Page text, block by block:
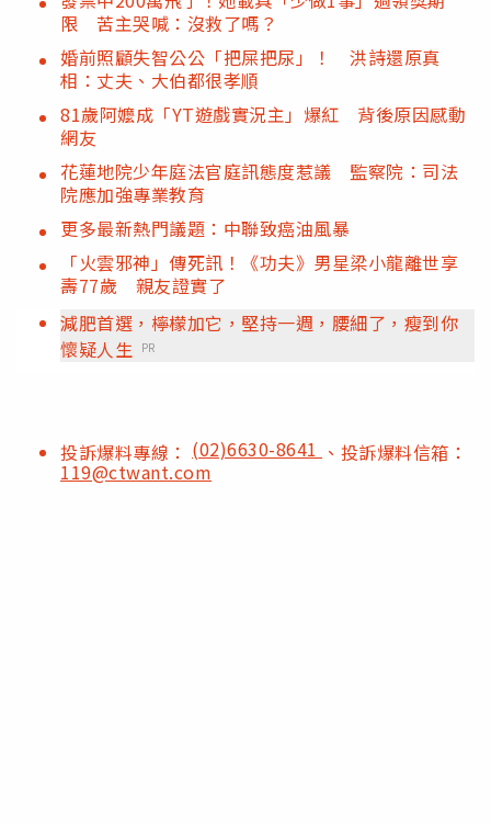
限 苦主哭喊：沒救了嗎？
婚前照顧失智公公「把屎把尿」！ 洪詩還原真
相：丈夫、大伯都很孝順
81歲阿嬤成「YT遊戲實況主」爆紅 背後原因感動
網友
花蓮地院少年庭法官庭訊態度惹議 監察院：司法
院應加強專業教育
更多最新熱門議題：中聯致癌油風暴
「火雲邪神」傳死訊！《功夫》男星梁小龍離世享
壽77歲 親友證實了
減肥首選，檸檬加它，堅持一週，腰細了，瘦到你
懷疑人生 PR
投訴爆料專線： (02)6630-8641 、投訴爆料信箱：
119@ctwant.com